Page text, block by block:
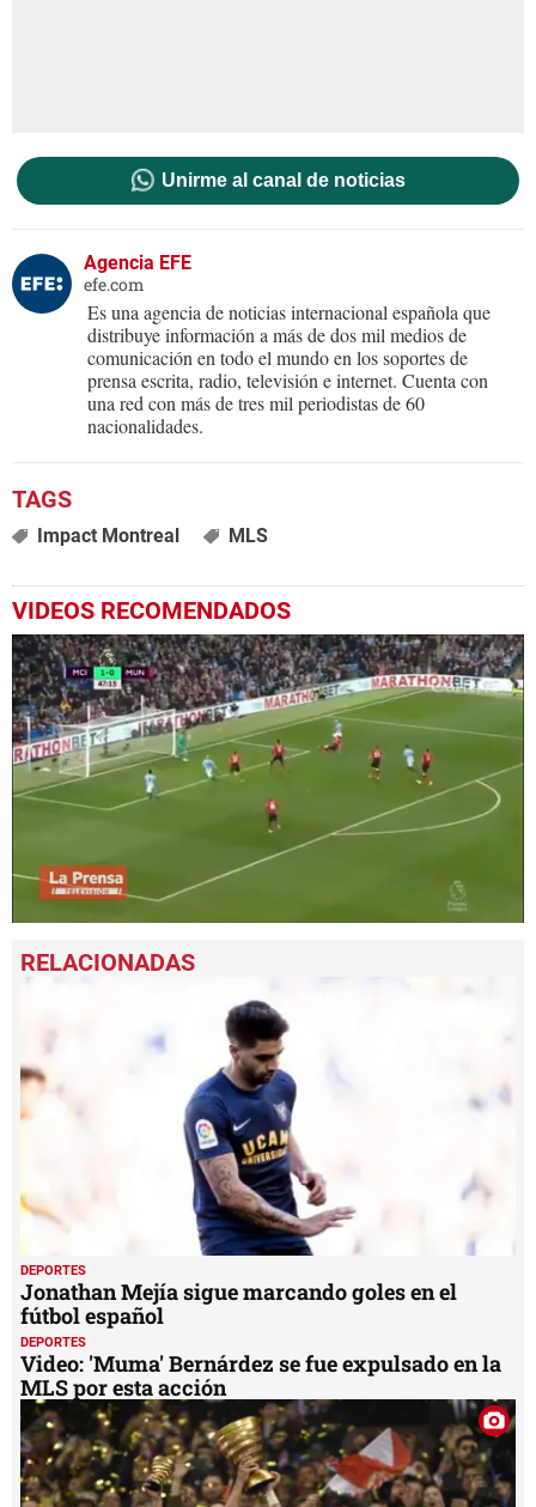
Unirme al canal de noticias
Agencia EFE
efe.com
Es una agencia de noticias internacional española que
distribuye información a más de dos mil medios de
comunicación en todo el mundo en los soportes de
prensa escrita, radio, televisión e internet. Cuenta con
una red con más de tres mil periodistas de 60
nacionalidades.
Impact Montreal MLS
VIDEOS RECOMENDADOS
seconds
of
31
DEPORTES
Jonathan Mejía sigue marcando goles en el
fútbol español
DEPORTES
Video: 'Muma' Bernárdez se fue expulsado en la
MLS por esta acción